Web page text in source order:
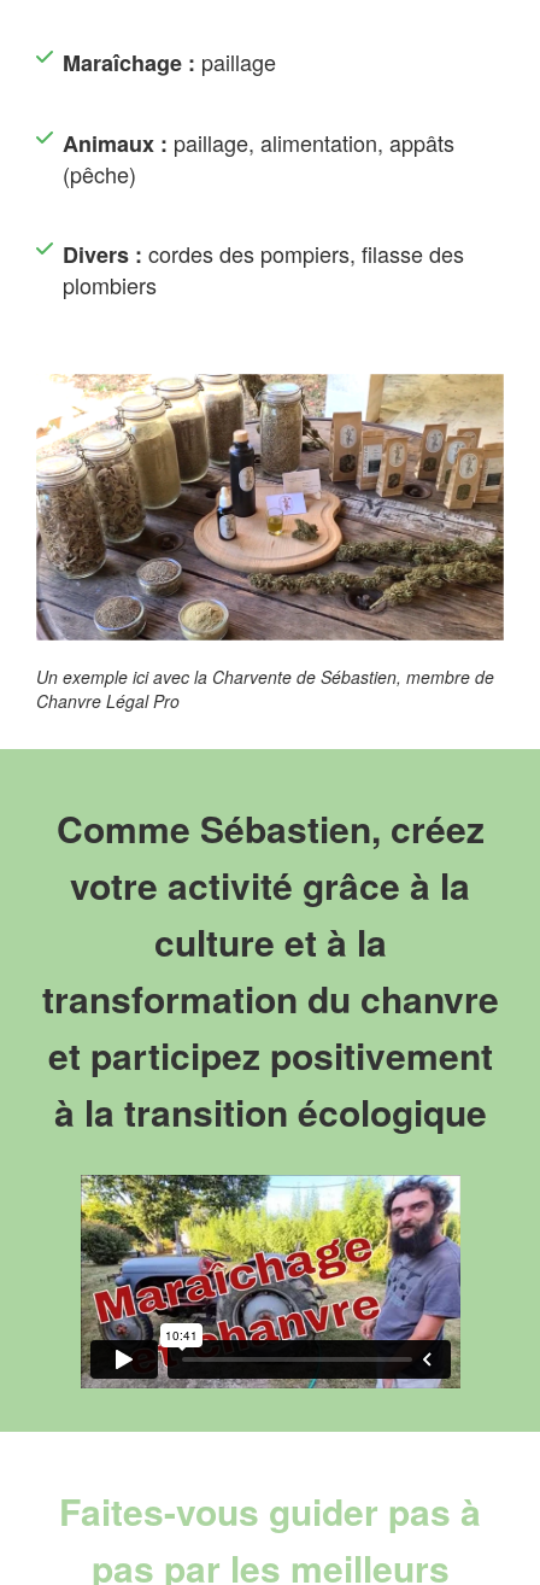
Maraîchage : paillage
Animaux : paillage, alimentation, appâts
(pêche)
Divers : cordes des pompiers, filasse des
plombiers
Un exemple ici avec la Charvente de Sébastien, membre de
Chanvre Légal Pro
Comme Sébastien, créez
votre activité grâce à la
culture et à la
transformation du chanvre
et participez positivement
à la transition écologique
Faites-vous guider pas à
pas par les meilleurs